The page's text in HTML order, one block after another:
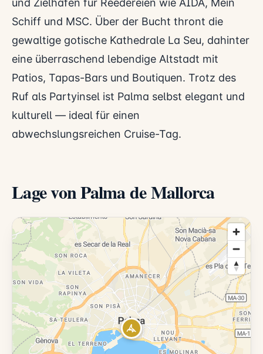
und Zielhafen für Reedereien wie AIDA, Mein
Schiff und MSC. Über der Bucht thront die
gewaltige gotische Kathedrale La Seu, dahinter
eine überraschend lebendige Altstadt mit
Patios, Tapas-Bars und Boutiquen. Trotz des
Ruf als Partyinsel ist Palma selbst elegant und
kulturell — ideal für einen
abwechslungsreichen Cruise-Tag.
Lage von Palma de Mallorca